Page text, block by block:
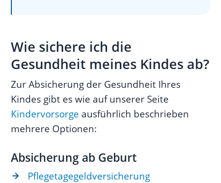
Risikoprüfung für Versicherte
ab 15 Jahren
Wie sichere ich die
Gesundheit meines Kindes ab?
Zur Absicherung der Gesundheit Ihres
Kindes gibt es wie auf unserer Seite
Kindervorsorge ausführlich beschrieben
mehrere Optionen:
Absicherung ab Geburt
Pflegetagegeldversicherung